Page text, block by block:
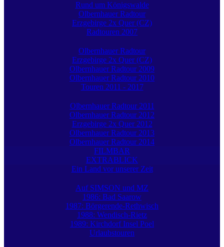
Rund um Königswalde
Olbernhauer Radtour
Erzgebirge 2x Quer (CZ)
Radtouren 2007
Olbernhauer Radtour
Erzgebirge 2x Quer (CZ)
Olbernhauer Radtour 2009
Olbernhauer Radtour 2010
Touren 2011 - 2017
Olbernhauer Radtour 2011
Olbernhauer Radtour 2012
Erzgebirge 2x Quer 2012
Olbernhauer Radtour 2013
Olbernhauer Radtour 2014
FILMBAR
EXTRABLICK
Ein Land vor unserer Zeit
Auf SIMSON und MZ
1986: Bad Saarow
1987: Börgerende-Rethwisch
1988: Wendisch-Rietz
1989: Kirchdorf Insel Poel
Urlaubstouren